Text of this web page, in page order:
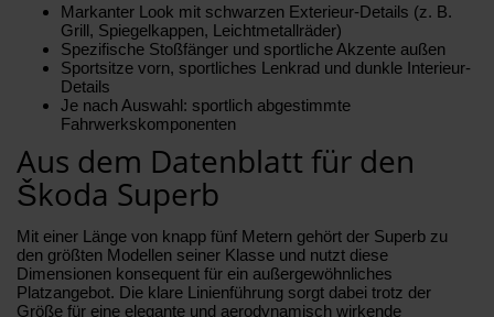
Markanter Look mit schwarzen Exterieur-Details (z. B.
Grill, Spiegelkappen, Leichtmetallräder)
Spezifische Stoßfänger und sportliche Akzente außen
Sportsitze vorn, sportliches Lenkrad und dunkle Interieur-
Details
Je nach Auswahl: sportlich abgestimmte
Fahrwerkskomponenten
Aus dem Datenblatt für den
Škoda Superb
Mit einer Länge von knapp fünf Metern gehört der Superb zu
den größten Modellen seiner Klasse und nutzt diese
Dimensionen konsequent für ein außergewöhnliches
Platzangebot. Die klare Linienführung sorgt dabei trotz der
Größe für eine elegante und aerodynamisch wirkende